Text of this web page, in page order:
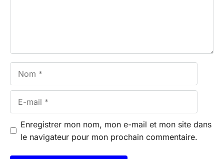
mail
Enregistrer mon nom, mon e-mail et mon site dans
le navigateur pour mon prochain commentaire.